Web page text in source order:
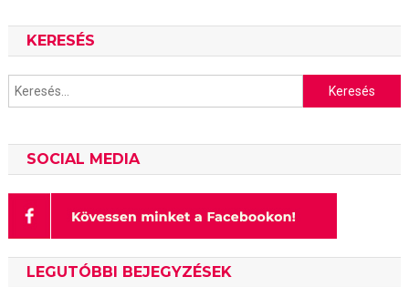
KERESÉS
Keresés:
SOCIAL MEDIA
LEGUTÓBBI BEJEGYZÉSEK